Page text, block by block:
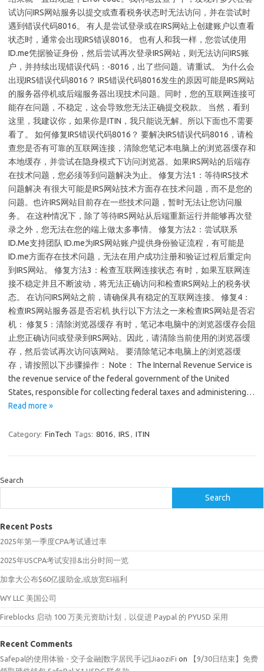
试访问IRS网站服务以提交或查看税务状态时无法访问，并在尝试时
遇到错误代码8016。 有人是尝试登录或在IRS网站上创建账户以查看
状态时，通常会出现IRS错误8016。 也有人和我一样，您尝试使用
ID.me凭据验证身份，然后尝试再次登录IRS网站，则无法访问IRS账
户，并持续出现错误代码：-8016，出了些问题。请重试。 为什么会
出现IRS错误代码8016？ IRS错误代码8016发生的原因可能是IRS网站
的服务器停机或后端服务器出现技术问题。同时，您的互联网连接可
能存在问题，不稳定，这会导致您无法正确提交税款。 当然，看到
这里，我建议你，如果你是ITIN，我只能说无解。所以下面也不需要
看了。 如何修复IRS错误代码8016？ 要解决IRS错误代码8016，请检
查您是否有可靠的互联网连接，清除您笔记本电脑上的浏览器缓存和
本地缓存，并尝试在隐身模式下访问浏览器。如果IRS网站的后端存
在技术问题，您必须等到问题解决为止。 修复方法1：等待IRS技术
问题解决 有很大可能是IRS网站技术方面存在技术问题，而不是您的
问题。也许IRS网站目前存在一些技术问题，暂时无法让您访问服
务。 在这种情况下，除了等待IRS网站从后端重新运行并能够再次登
录之外，您无法在您的端上做太多事情。 修复方法2：尝试联系
ID.Me支持团队 ID.me为IRS网站账户提供身份验证流程，有可能是
ID.me方面存在技术问题，无法在用户成功注册和验证过程后重定向
到IRS网站。 修复方法3：检查互联网连接状态 有时，如果互联网连
接不稳定并且不断波动，将无法正确访问和检查IRS网站上的税务状
态。 在访问IRS网站之前，请确保具有稳定的互联网连接。 修复4：
检查IRS网站服务器是否宕机 执行以下方法之一来检查IRS网站是否宕
机： 修复5：清除浏览器缓存 有时，笔记本电脑中的浏览器缓存会阻
止您正确访问或登录到IRS网站。因此，请清除当前使用的浏览器缓
存，然后尝试再次访问该网站。 要清除笔记本电脑上的浏览器缓
存，请按照以下步骤操作： Note： The Internal Revenue Service is
the revenue service of the federal government of the United
States, responsible for collecting federal taxes and administering…
Read more »
Category: FinTech Tags: 8016, IRS , ITIN
Search
Search
Recent Posts
2025年第一季度CPA考试通过率
2025年USCPA考试安排&出分时间一览
加拿大公布$60亿援助金,或放宽EI福利
WY LLC 美国公司
Fireblocks 启动 100 万美元资助计划，以促进 Paypal 的 PYUSD 采用
Recent Comments
Safepal的使用体验 - 交子金融|数字居民手记|JiaoziFi on
【9/30日结束】免费